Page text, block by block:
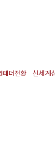
테더전환 신세계